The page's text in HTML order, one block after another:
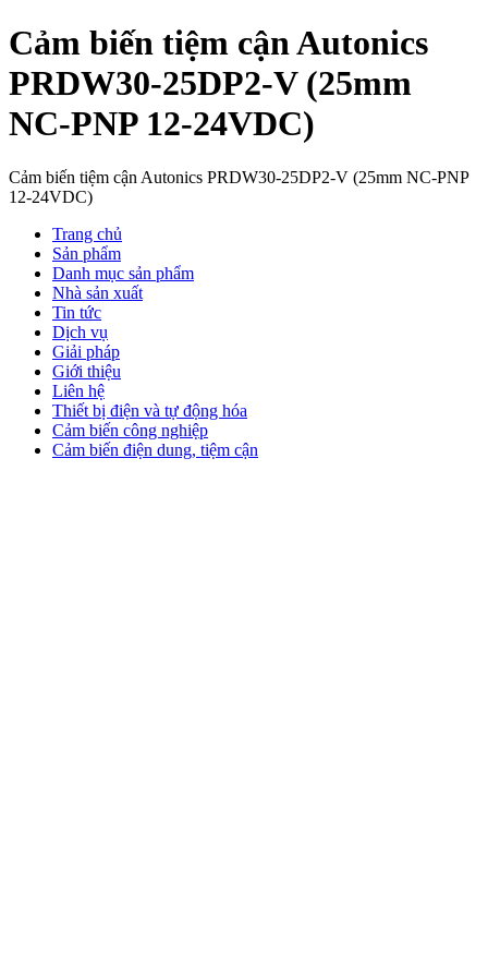
Cảm biến tiệm cận Autonics
PRDW30-25DP2-V (25mm
NC-PNP 12-24VDC)
Cảm biến tiệm cận Autonics PRDW30-25DP2-V (25mm NC-PNP
12-24VDC)
Trang chủ
Sản phẩm
Danh mục sản phẩm
Nhà sản xuất
Tin tức
Dịch vụ
Giải pháp
Giới thiệu
Liên hệ
Thiết bị điện và tự động hóa
Cảm biến công nghiệp
Cảm biến điện dung, tiệm cận